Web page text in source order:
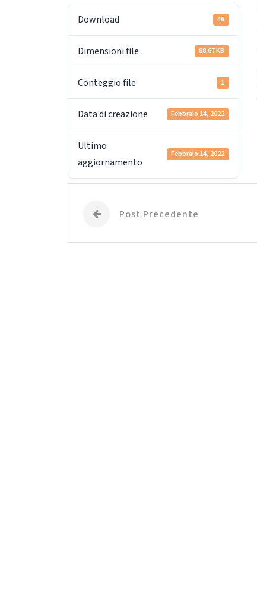
Download 46
Dimensioni file 88.67 KB
Conteggio file 1
Data di creazione Febbraio 14, 2022
Ultimo
aggiornamento
Febbraio 14, 2022
Post Precedente